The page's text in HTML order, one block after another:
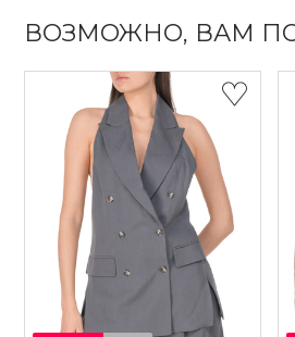
ВОЗМОЖНО, ВАМ